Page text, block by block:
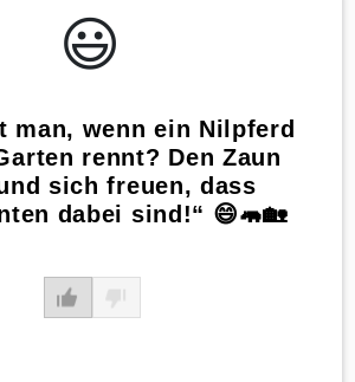
😃️
man, wenn ein Nilpferd
rennt? Den Zaun
sich freuen, dass
dabei sind!“ 😄🦛🏡